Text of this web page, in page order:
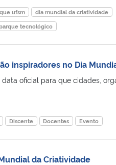
ufsm
dia mundial da criatividade
tecnológico
inspiradores no Dia
oficial para que cidades,
Discente Docentes Evento
da Criatividade